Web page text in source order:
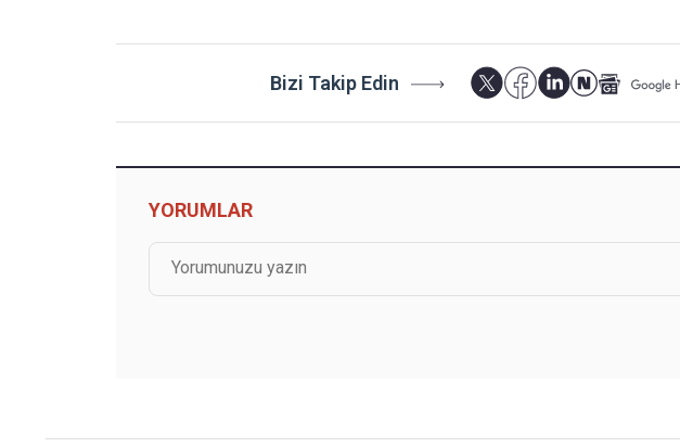
Bizi Takip Edin
YORUMLAR